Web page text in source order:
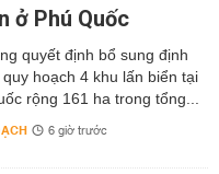
ở Phú Quốc
quyết định bổ sung định
hoạch 4 khu lấn biển tại
rộng 161 ha trong tổng...
6 giờ trước